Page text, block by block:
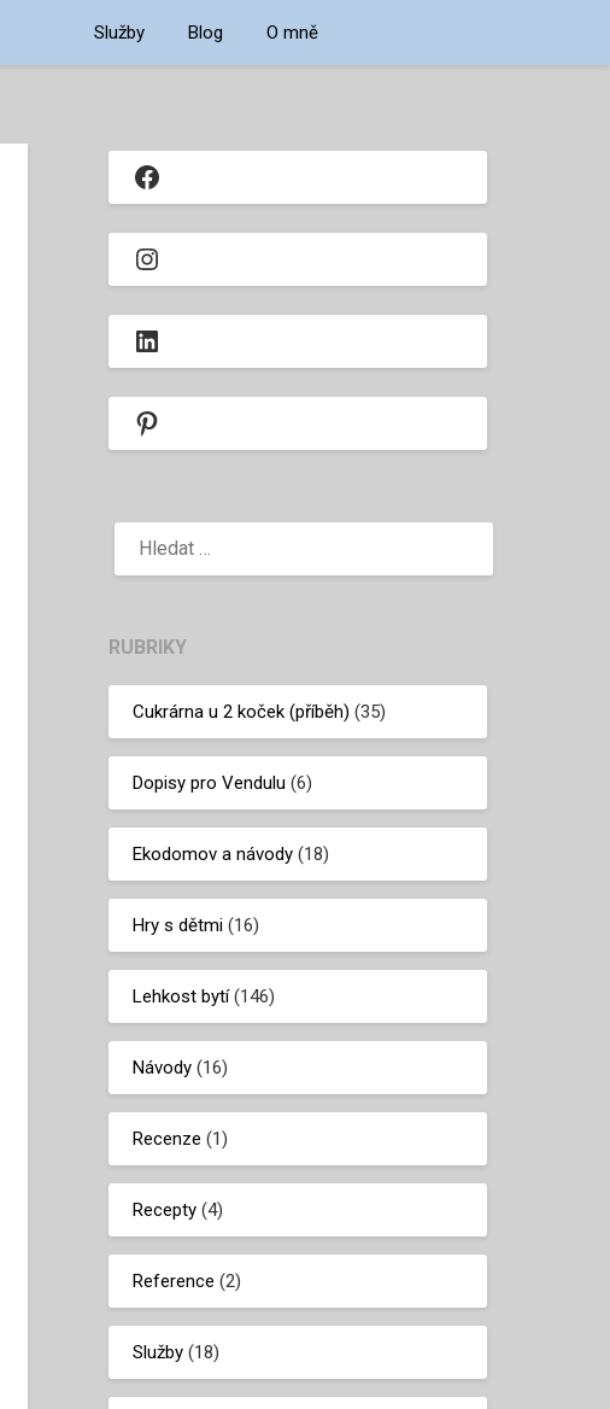
Služby Blog O mně
RUBRIKY
Cukrárna u 2 koček (příběh) (35)
Dopisy pro Vendulu (6)
Ekodomov a návody(18)
Hry s dětmi(16)
Lehkost bytí(146)
Návody(16)
Recenze (1)
Recepty(4)
Reference (2)
Služby(18)